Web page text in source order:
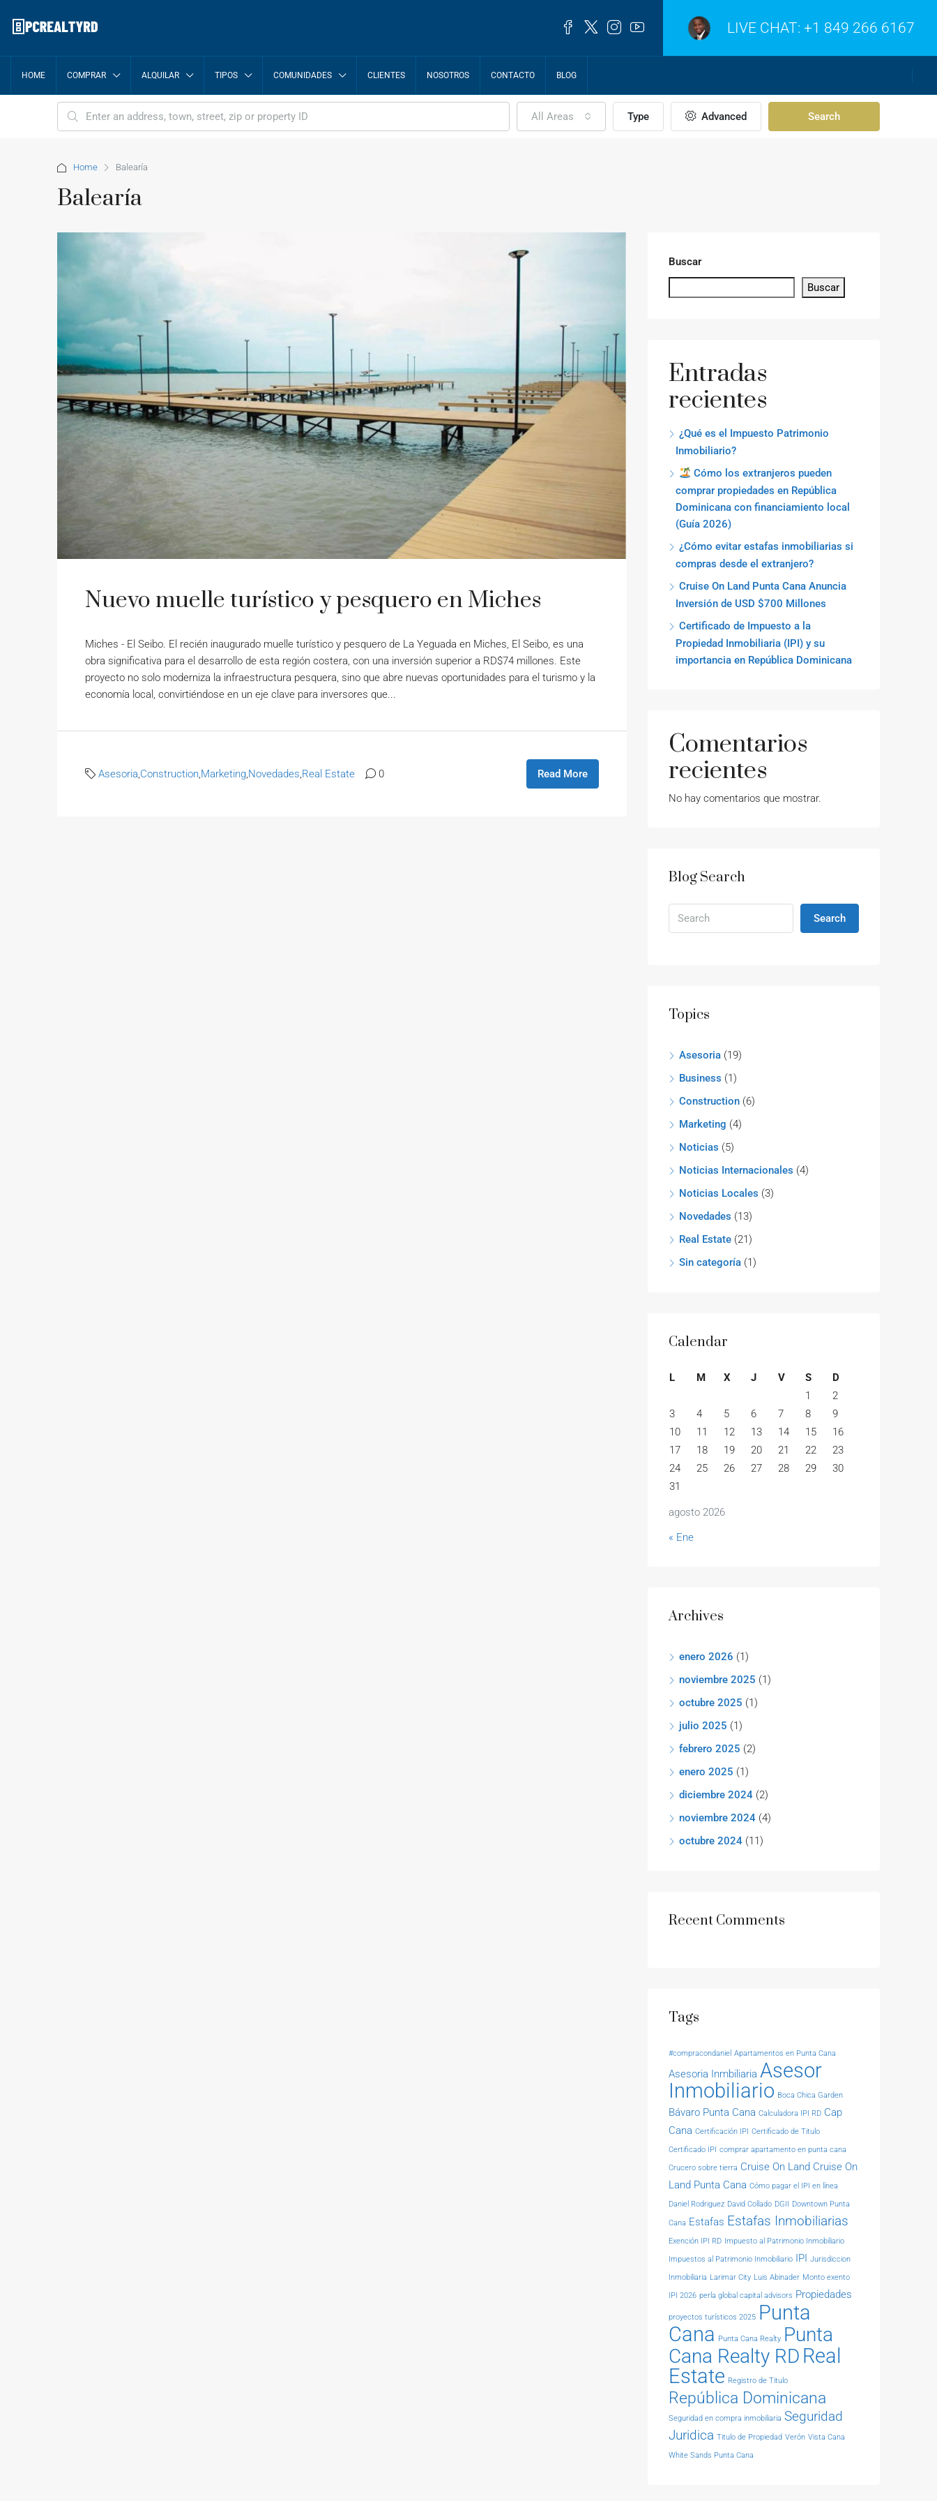
LIVE CHAT: +1 849 266 6167
HOME COMPRAR ALQUILAR TIPOS COMUNIDADES CLIENTES NOSOTROS CONTACTO BLOG
All Areas Type Advanced Search
Home Balearía
Balearía
Nuevo muelle turístico y pesquero en Miches
Miches - El Seibo. El recién inaugurado muelle turístico y pesquero de La Yeguada en Miches, El Seibo, es una
obra significativa para el desarrollo de esta región costera, con una inversión superior a RD$74 millones. Este
proyecto no solo moderniza la infraestructura pesquera, sino que abre nuevas oportunidades para el turismo y la
economía local, convirtiéndose en un eje clave para inversores que...
Asesoria Construction Marketing Novedades Real Estate 0 Read More
Buscar
Buscar
Entradas
recientes
¿Qué es el Impuesto Patrimonio
Inmobiliario?
Cómo los extranjeros pueden
comprar propiedades en República
Dominicana con financiamiento local
(Guía 2026)
¿Cómo evitar estafas inmobiliarias si
compras desde el extranjero?
Cruise On Land Punta Cana Anuncia
Inversión de USD $700 Millones
Certificado de Impuesto a la
Propiedad Inmobiliaria (IPI) y su
importancia en República Dominicana
Comentarios
recientes
No hay comentarios que mostrar.
Blog Search
Search
Topics
Asesoria (19)
Business (1)
Construction (6)
Marketing (4)
Noticias (5)
Noticias Internacionales (4)
Noticias Locales (3)
Novedades (13)
Real Estate (21)
Sin categoría (1)
Calendar
agosto 2026
L M X J V S
D
1
2
3
4 5 6 7 8
9
10
11 12 13 14 15
16
17
18 19 20 21 22
23
24
25 26 27 28 29
30
31
« Ene
Archives
enero 2026 (1)
noviembre 2025 (1)
octubre 2025 (1)
julio 2025 (1)
febrero 2025 (2)
enero 2025 (1)
diciembre 2024 (2)
noviembre 2024 (4)
octubre 2024 (11)
Recent Comments
Tags
#compracondaniel Apartamentos en Punta Cana
Asesoria Inmbiliaria Asesor
Inmobiliario Boca Chica Garden
Bávaro Punta Cana Calculadora IPI RD Cap
Cana Certificación IPI Certificado de Titulo
Certificado IPI comprar apartamento en punta cana
Crucero sobre tierra Cruise On Land Cruise On
Land Punta Cana Cómo pagar el IPI en línea
Daniel Rodriguez David Collado DGII Downtown Punta
Cana Estafas Estafas Inmobiliarias
Exención IPI RD Impuesto al Patrimonio Inmobiliario
Impuestos al Patrimonio Inmobiliario IPI Jurisdiccion
Inmobiliaria Larimar City Luis Abinader Monto exento
IPI 2026 perla global capital advisors Propiedades
proyectos turísticos 2025 Punta
Cana Punta Cana Realty Punta
Cana Realty RD Real
Estate Registro de Titulo
República Dominicana
Seguridad en compra inmobiliaria Seguridad
Juridica Titulo de Propiedad Verón Vista Cana
White Sands Punta Cana